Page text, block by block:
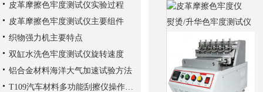
熨烫/升华色牢度测试仪
皮革摩擦色牢度测试仪实验过程
皮革摩擦色牢度测试仪主要组件
织物强力机主要特点
双缸水洗色牢度测试仪旋转速度
铝合金材料海洋大气加速试验方法
T109汽车材料多功能刮擦仪操作步骤